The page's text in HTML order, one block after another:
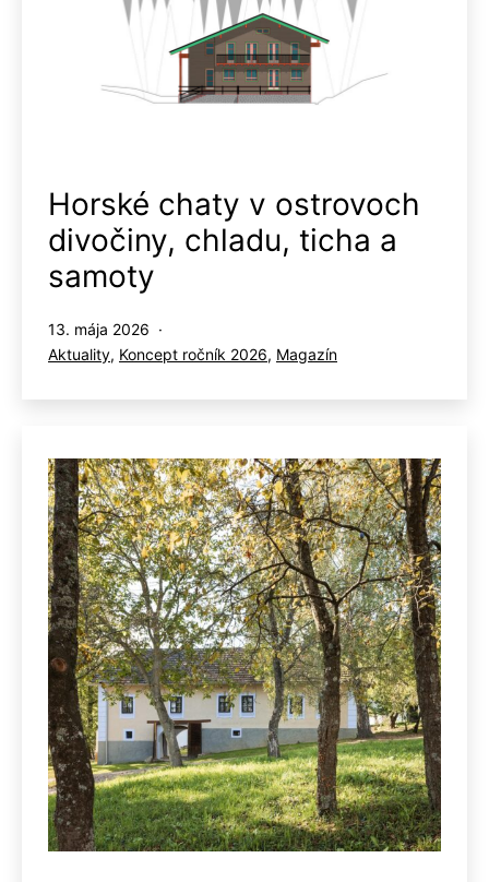
Horské chaty v ostrovoch
divočiny, chladu, ticha a
samoty
Publikované
13. mája 2026
Kategorizované
Aktuality, Koncept ročník 2026, Magazín